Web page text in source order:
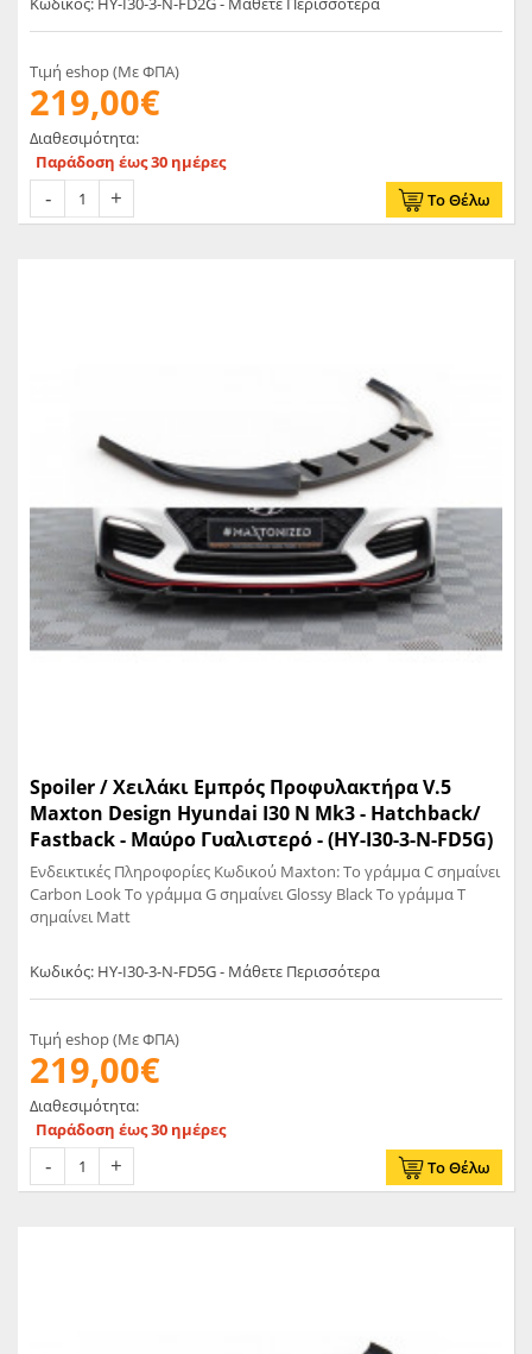
Τιμή eshop (Με ΦΠΑ)
219,00€
Διαθεσιμότητα:
Παράδοση έως 30 ημέρες
Το Θέλω
Spoiler / Χειλάκι Εμπρός Προφυλακτήρα V.5
Maxton Design Hyundai I30 N Mk3 - Hatchback/
Fastback - Μαύρο Γυαλιστερό - (HY-I30-3-N-FD5G)
Ενδεικτικές Πληροφορίες Κωδικού Maxton: Το γράμμα C σημαίνει
Carbon Look Το γράμμα G σημαίνει Glossy Black Το γράμμα T
σημαίνει Matt
Κωδικός: HY-I30-3-N-FD5G - Μάθετε Περισσότερα
Τιμή eshop (Με ΦΠΑ)
219,00€
Διαθεσιμότητα:
Παράδοση έως 30 ημέρες
Το Θέλω